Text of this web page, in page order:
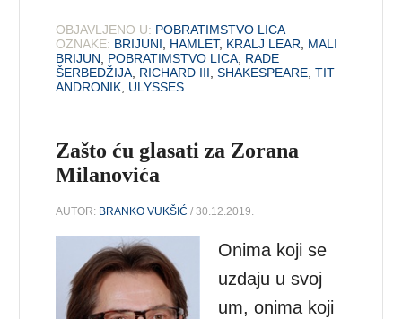
OBJAVLJENO U: POBRATIMSTVO LICA
OZNAKE: BRIJUNI, HAMLET, KRALJ LEAR, MALI
BRIJUN, POBRATIMSTVO LICA, RADE
ŠERBEDŽIJA, RICHARD III,SHAKESPEARE,TIT
ANDRONIK, ULYSSES
Zašto ću glasati za Zorana
Milanovića
AUTOR: BRANKO VUKŠIĆ / 30.12.2019.
Onima koji se
uzdaju u svoj
um, onima koji